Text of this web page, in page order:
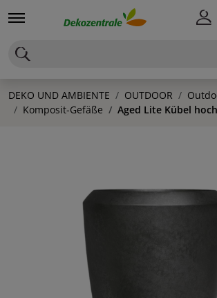
DEKO UND AMBIENTE OUTDOOR
Komposit-Gefäße
Aged Lite Kübel